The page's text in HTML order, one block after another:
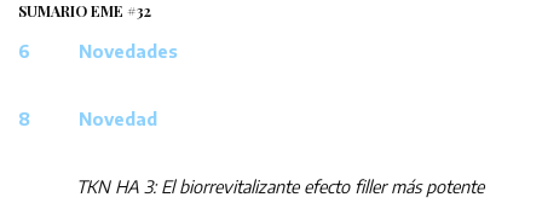
SUMARIO EME #32
6 Novedades
8 Novedad
TKN HA 3: El biorrevitalizante efecto filler más potente